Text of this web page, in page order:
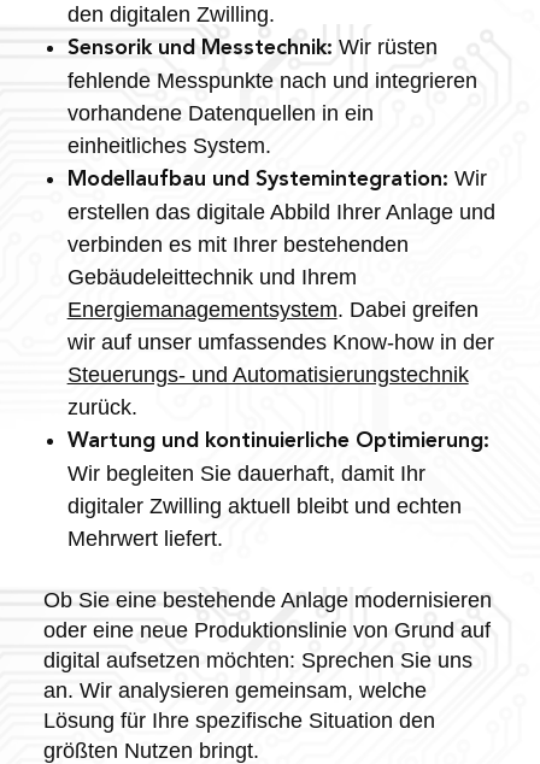
den digitalen Zwilling.
Sensorik und Messtechnik: Wir rüsten
fehlende Messpunkte nach und integrieren
vorhandene Datenquellen in ein
einheitliches System.
Modellaufbau und Systemintegration: Wir
erstellen das digitale Abbild Ihrer Anlage und
verbinden es mit Ihrer bestehenden
Gebäudeleittechnik und Ihrem
Energiemanagementsystem. Dabei greifen
wir auf unser umfassendes Know-how in der
Steuerungs- und Automatisierungstechnik
zurück.
Wartung und kontinuierliche Optimierung:
Wir begleiten Sie dauerhaft, damit Ihr
digitaler Zwilling aktuell bleibt und echten
Mehrwert liefert.
Ob Sie eine bestehende Anlage modernisieren
oder eine neue Produktionslinie von Grund auf
digital aufsetzen möchten: Sprechen Sie uns
an. Wir analysieren gemeinsam, welche
Lösung für Ihre spezifische Situation den
größten Nutzen bringt.